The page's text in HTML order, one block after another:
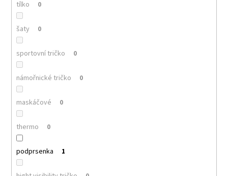
tílko 0
šaty 0
sportovní tričko 0
námořnické tričko 0
maskáčové 0
thermo 0
podprsenka 1